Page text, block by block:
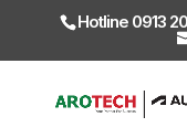
Hotline 0913